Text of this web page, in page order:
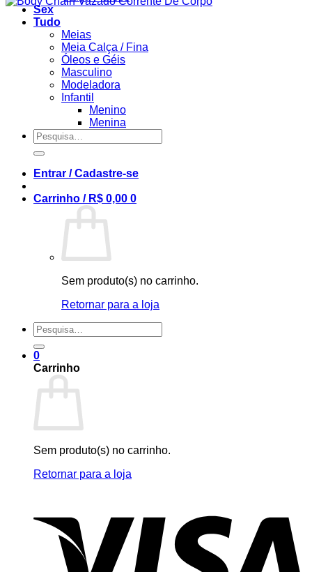
Sex
Tudo
Meias
Meia Calça / Fina
Óleos e Géis
Masculino
Modeladora
Infantil
Menino
Menina
Pesquisar
por:
Entrar / Cadastre-se
Carrinho / R$ 0,00 0
Sem produto(s) no carrinho.
Retornar para a loja
Pesquisar
por:
0
Carrinho
Sem produto(s) no carrinho.
Retornar para a loja